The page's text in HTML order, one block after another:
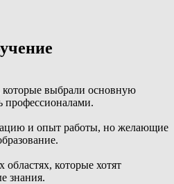
выбрали основную
профессионалами.
и опыт работы, но желающие
которые хотят
знания.